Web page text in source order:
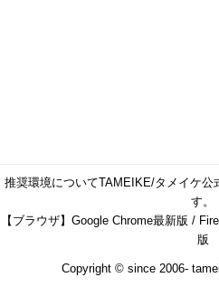
推奨環境についてTAMEIKE/タメイケ公
す。
【ブラウザ】Google Chrome最新版 /
版
Copyright © since 2006-